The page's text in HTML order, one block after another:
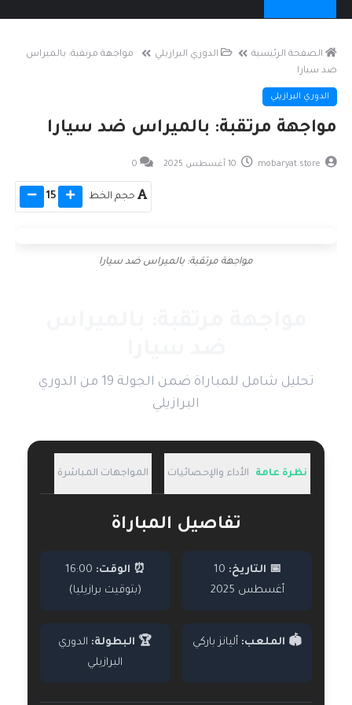
الصفحة الرئيسية الدوري البرازيلي
مواجهة مرتقبة: بالميراس
ضد سيارا
الدوري البرازيلي
مواجهة مرتقبة: بالميراس ضد سيارا
mobaryat.store
0
حجم الخط 15
مواجهة مرتقبة: بالميراس ضد سيارا
تحليل شامل للمباراة ضمن الجولة 19 من الدوري
البرازيلي
نظرة عامة الأداء والإحصائيات المواجهات المباشرة
تفاصيل المباراة
📅 التاريخ: 10
أغسطس 2025
⏰ الوقت: 16:00
(بتوقيت برازيليا)
🏟️ الملعب: أليانز باركي 🏆 البطولة: الدوري
البرازيلي